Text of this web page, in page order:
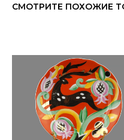
СМОТРИТЕ ПОХОЖИЕ